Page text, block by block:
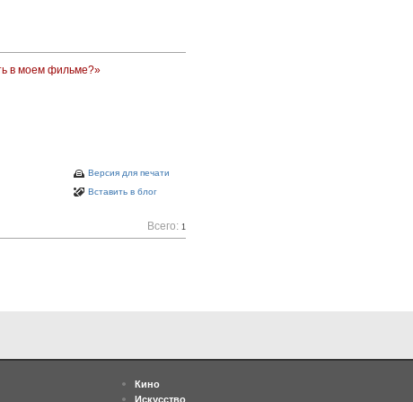
в моем фильме?»
Версия для печати
Вставить в блог
Всего: 1
Кино
Искусство